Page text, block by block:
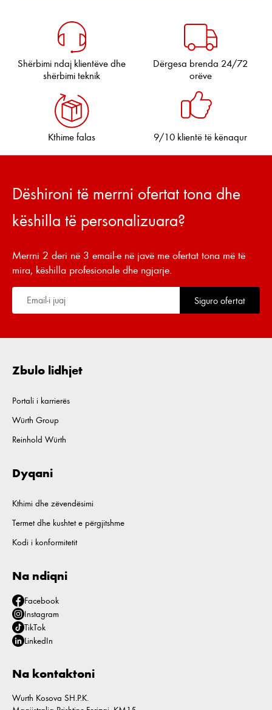
Shërbimi ndaj klientëve dhe
shërbimi teknik
Dërgesa brenda 24/72
orëve
Kthime falas 9/10 klientë të kënaqur
Dëshironi të merrni ofertat tona dhe
këshilla të personalizuara?
Merrni 2 deri në 3 email-e në javë me ofertat tona më të
mira, këshilla profesionale dhe ngjarje.
Siguro ofertat
Zbulo lidhjet
Portali i karrierës
Würth Group
Reinhold Würth
Dyqani
Kthimi dhe zëvendësimi
Termet dhe kushtet e përgjitshme
Kodi i konformitetit
Na ndiqni
Facebook
Instagram
TikTok
LinkedIn
Na kontaktoni
Wurth Kosova SH.P.K.